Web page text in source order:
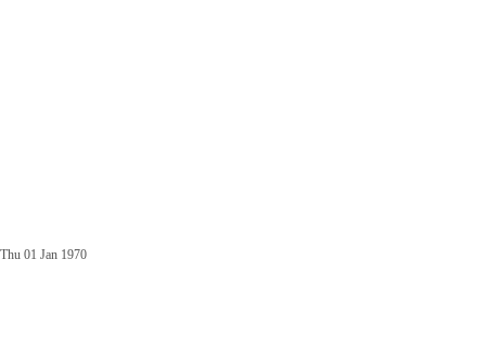
Thu 01 Jan 1970